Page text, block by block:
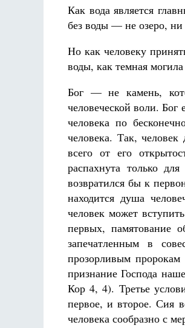
Как вода является
без воды — не озеро, ни
Но как человеку
воды, как темная
Бог — не камень,
человеческой воли.
человека по
человека. Так,
всего от его
распахнута только
возвратился бы к
находится душа
человек может
первых, памятование
запечатленным в
прозорливым
признание Господа
Кор 4, 4). Третье
первое, и второе. Сия
человека сообразно с